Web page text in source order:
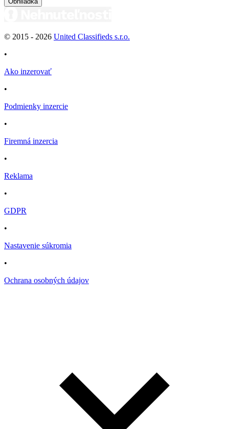
© 2015 - 2026 United Classifieds s.r.o.
•
Ako inzerovať
•
Podmienky inzercie
•
Firemná inzercia
•
Reklama
•
GDPR
•
Nastavenie súkromia
•
Ochrana osobných údajov